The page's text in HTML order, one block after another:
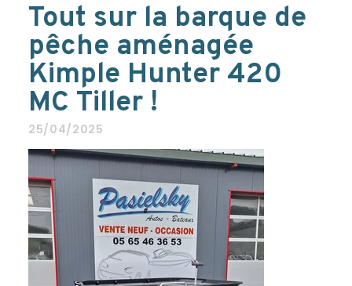
Tout sur la barque de
pêche aménagée
Kimple Hunter 420
MC Tiller !
25/04/2025